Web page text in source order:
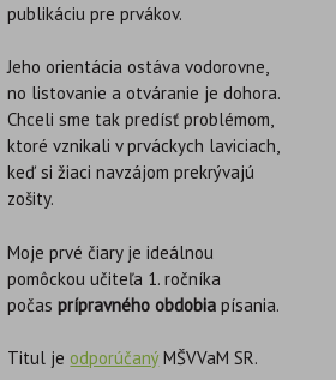
publikáciu pre prvákov.
Jeho orientácia ostáva vodorovne,
no listovanie a otváranie je dohora.
Chceli sme tak predísť problémom,
ktoré vznikali v prváckych laviciach,
keď si žiaci navzájom prekrývajú
zošity.
Moje prvé čiary je ideálnou
pomôckou učiteľa 1. ročníka
počasprípravného obdobia písania.
Titul je odporúčanýMŠVVaM SR.